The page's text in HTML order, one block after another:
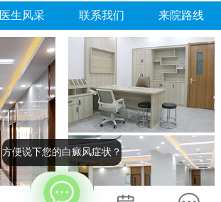
医生风采 联系我们 来院路线
方便说下您的白癜风症状？